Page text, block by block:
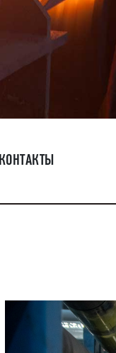
КОНТАКТЫ